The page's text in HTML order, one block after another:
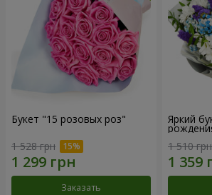
Букет "15 розовых роз"
1 528 грн
Заказать
Яркий
1 510 грн